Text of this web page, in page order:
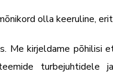
olla keeruline,
Me kirjeldame põhilisi